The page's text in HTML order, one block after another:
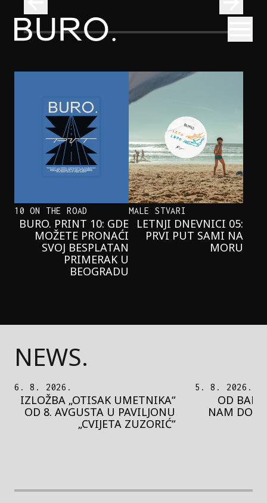
BURO.
KAD SE ISPOD TRGA REPUBLIKE
ZAČUJE OKEAN: SVE O IZLOŽBI
„ATLANTIS”
10 ON THE ROAD
BURO. PRINT 10: GDE
MOŽETE PRONAĆI
SVOJ BESPLATAN
PRIMERAK U
BEOGRADU
MALE STVARI
LETNJI DNEVNICI 05:
PRVI PUT SAMI NA
MORU
NEWS.
5. 8. 2026.
OD BAROKA DO REJVA: ŠTA
NAM DONOSI NOVI BUPBAP
FESTIVAL?
5. 8. 2026.
PEDJA
MOTIVE